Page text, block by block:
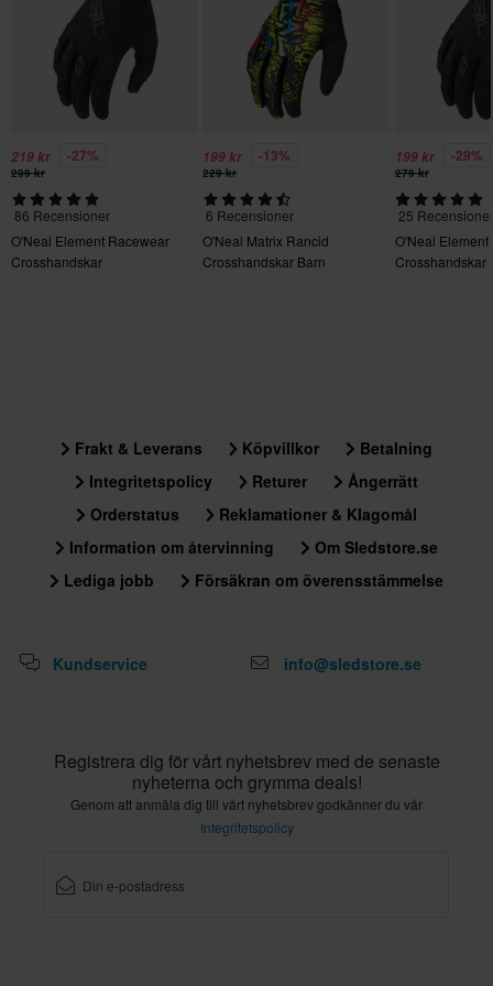
• Sömlös manschettbindning med invändig syntetmocka ger
maximal komfort på handleden och mjuk känsla.
• Dragflik med silikongrepp för snabb och enkel påtagning av
handsken.
• Tryckt grafik på handryggen.
125 x 160 x 25 mm
Certifieringsstandard
Ej specificerad
219 kr -27%
299 kr
86 Recensioner
O'Neal Element Racewear
Crosshandskar
199 kr -13%
229 kr
6 Recensioner
O'Neal Matrix Rancid
Crosshandskar Barn
199 kr -29%
279 kr
25 Recensioner
O'Neal
Crosshandskar
Frakt & Leverans Köpvillkor
Betalning
Integritetspolicy
Returer
Ångerrätt
Orderstatus
Reklamationer & Klagomål
Information om återvinning
Om Sledstore.se
Lediga jobb
Försäkran om överensstämmelse
Kundservice info@sledstore.se
Registrera dig för vårt nyhetsbrev med de senaste
nyheterna och grymma deals!
Genom att anmäla dig till vårt nyhetsbrev godkänner du vår
Integritetspolicy